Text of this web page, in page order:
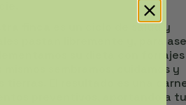
es un ciclo de salud y
pastan libremente y, para
su dieta con
mismos sembramos, cuidamos y
tierras. El resultado es una
preventivos, aportando a